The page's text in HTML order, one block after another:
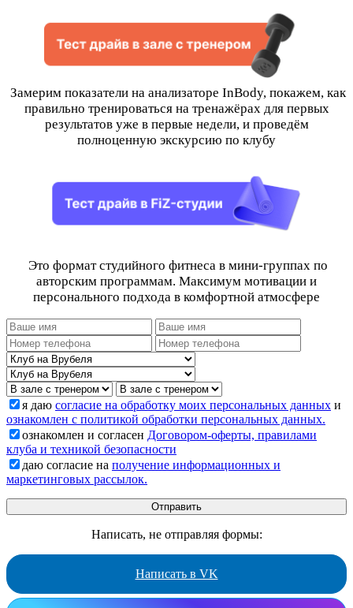
Замерим показатели на анализаторе InBody, покажем, как
правильно тренироваться на тренажёрах для первых
результатов уже в первые недели, и проведём
полноценную экскурсию по клубу
Это формат студийного фитнеса в мини-группах по
авторским программам. Максимум мотивации и
персонального подхода в комфортной атмосфере
я даю согласие на обработку моих персональных данных и
ознакомлен с политикой обработки персональных данных.
ознакомлен и согласен Договором-оферты, правилами
клуба и техникой безопасности
даю согласие на получение информационных и
маркетинговых рассылок.
Написать, не отправляя формы:
Написать в VK